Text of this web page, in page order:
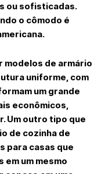
ou sofisticadas.
o cômodo é
modelos de armário
uniforme, com
um grande
econômicos,
Um outro tipo que
de cozinha de
para casas que
um mesmo